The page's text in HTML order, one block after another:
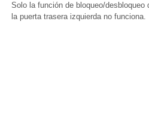
Solo la función de bloqueo/desbloqueo
la puerta trasera izquierda no funciona.